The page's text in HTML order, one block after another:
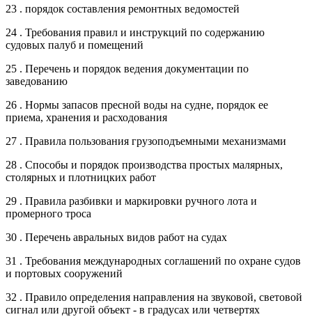
23 . порядок составления ремонтных ведомостей
24 . Требования правил и инструкций по содержанию
судовых палуб и помещений
25 . Перечень и порядок ведения документации по
заведованию
26 . Нормы запасов пресной воды на судне, порядок ее
приема, хранения и расходования
27 . Правила пользования грузоподъемными механизмами
28 . Способы и порядок производства простых малярных,
столярных и плотницких работ
29 . Правила разбивки и маркировки ручного лота и
промерного троса
30 . Перечень авральных видов работ на судах
31 . Требования международных соглашений по охране судов
и портовых сооружений
32 . Правило определения направления на звуковой, световой
сигнал или другой объект - в градусах или четвертях